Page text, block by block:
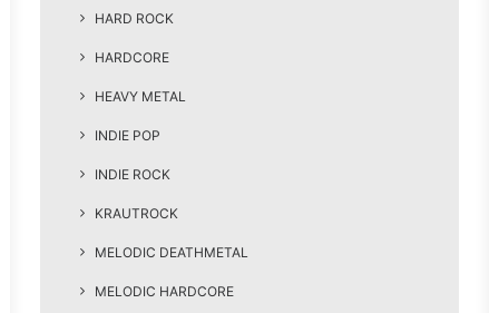
HARD ROCK
HARDCORE
HEAVY METAL
INDIE POP
INDIE ROCK
KRAUTROCK
MELODIC DEATHMETAL
MELODIC HARDCORE